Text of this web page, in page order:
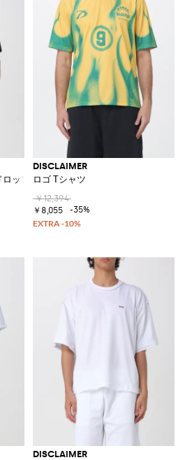
ップショルダー コットンTシャツ
DISCLAIMER
ロゴ Tシャツ
￥12,394
￥8,055
-35%
DISCLAIMER